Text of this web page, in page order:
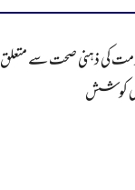
کی ذہنی صحت سے متعلق
کی کوشش